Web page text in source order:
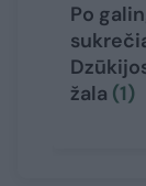
Po
žala (1)